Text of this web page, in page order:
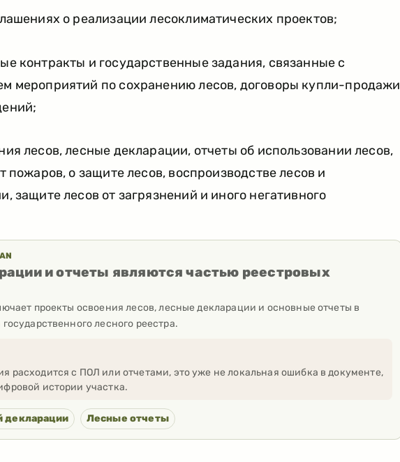
о реализации лесоклиматических проектов;
контракты и государственные задания, связанные с
мероприятий по сохранению лесов, договоры купли-продажи
лесов, лесные декларации, отчеты об использовании лесов,
пожаров, о защите лесов, воспроизводстве лесов и
защите лесов от загрязнений и иного негативного
и отчеты являются частью реестровых
проекты освоения лесов, лесные декларации и основные отчеты в
лесного реестра.
расходится с ПОЛ или отчетами, это уже не локальная ошибка в документе,
истории участка.
декларации Лесные отчеты